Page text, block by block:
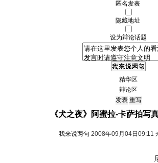
匿名发表
隐藏地址
设为辩论话题
精华区
辩论区
《犬之夜》阿蜜拉-卡萨拍写
我来说两句 2008年09月04日09:11